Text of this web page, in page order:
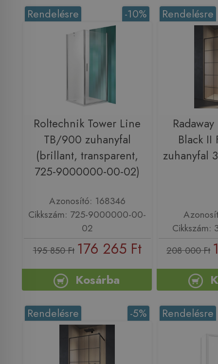
-10%
Rendelésre
Roltechnik Tower Line
TB/900 zuhanyfal
(brillant, transparent,
725-9000000-00-02)
Azonosító: 168346
Cikkszám: 725-9000000-00-
02
195 850 Ft 176 265 Ft
Kosárba
Rendelésre
Black II
zuhanyfal
Cikkszám:
208 000 Ft
-5%
Rendelésre Rendelésre